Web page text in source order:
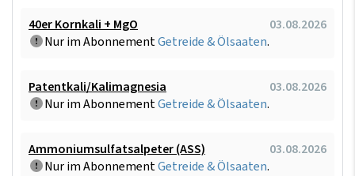
40er Kornkali + MgO
03.08.2026
Nur im AbonnementGetreide & Ölsaaten.
Patentkali/Kalimagnesia
03.08.2026
Nur im AbonnementGetreide & Ölsaaten.
Ammoniumsulfatsalpeter (ASS)
03.08.2026
Nur im AbonnementGetreide & Ölsaaten.